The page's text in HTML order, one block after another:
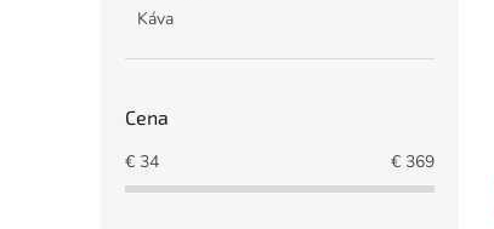
Káva
Cena
€ 34 € 369